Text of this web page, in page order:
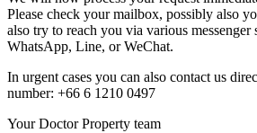
Please check your mailbox, possibly also
also try to reach you via various messenger
WhatsApp, Line, or WeChat.
In urgent cases you can also contact us
number: +66 6 1210 0497
Your Doctor Property team